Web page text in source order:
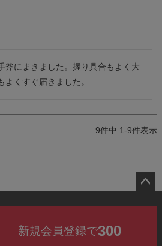
斧にまきました。握り具合もよく大
くすぐ届きました。
9件中 1-9件表示
新規会員登録で300